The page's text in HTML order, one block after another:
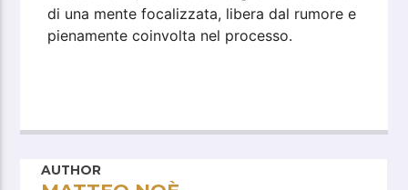
di una mente focalizzata, libera dal rumore e
pienamente coinvolta nel processo.
AUTHOR